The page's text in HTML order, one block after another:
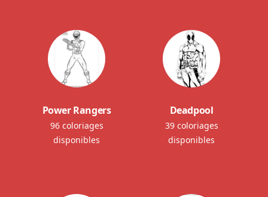
Power Rangers
96 coloriages
disponibles
Deadpool
39 coloriages
disponibles